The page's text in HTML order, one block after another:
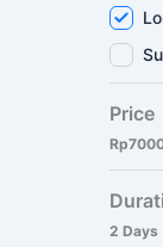
Price
2 Days